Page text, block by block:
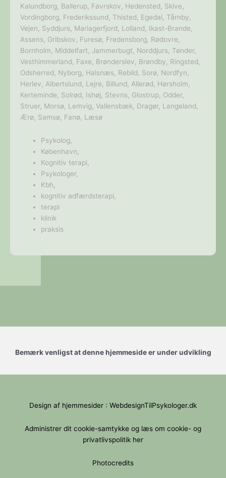
Kalundborg, Ballerup, Favrskov, Hedensted, Skive,
Vordingborg, Frederikssund, Thisted, Egedal, Tårnby,
Vejen, Syddjurs, Mariagerfjord, Lolland, Ikast-Brande,
Assens, Gribskov, Furesø, Fredensborg, Rødovre,
Bornholm, Middelfart, Jammerbugt, Norddjurs, Tønder,
Vesthimmerland, Faxe, Brønderslev, Brøndby, Ringsted,
Odsherred, Nyborg, Halsnæs, Rebild, Sorø, Nordfyn,
Herlev, Albertslund, Lejre, Billund, Allerød, Hørsholm,
Kerteminde, Solrød, Ishøj, Stevns, Glostrup, Odder,
Struer, Morsø, Lemvig, Vallensbæk, Dragør, Langeland,
Ærø, Samsø, Fanø, Læsø
Psykolog,
København,
Kognitiv terapi,
Psykologer,
Kbh,
kognitiv adfærdsterapi,
terapi
klinik
praksis
Bemærk venligst at denne hjemmeside er under udvikling
Design af hjemmesider : WebdesignTilPsykologer.dk
Administrer dit cookie-samtykke og læs om cookie- og
privatlivspolitik her
Photocredits